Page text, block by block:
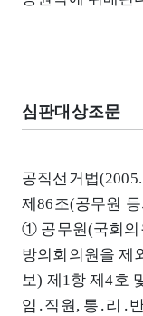
심판대상조문
공직선거법
제86조(공무원
① 공무원(국회의
방의회의원을 제
보) 제1항 제4호
임․직원, 통․리․